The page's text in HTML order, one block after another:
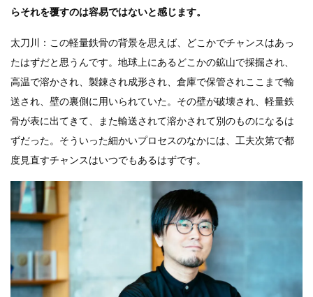
らそれを覆すのは容易ではないと感じます。
太刀川：この軽量鉄骨の背景を思えば、どこかでチャンスはあっ
たはずだと思うんです。地球上にあるどこかの鉱山で採掘され、
高温で溶かされ、製錬され成形され、倉庫で保管されここまで輸
送され、壁の裏側に用いられていた。その壁が破壊され、軽量鉄
骨が表に出てきて、また輸送されて溶かされて別のものになるは
ずだった。そういった細かいプロセスのなかには、工夫次第で都
度見直すチャンスはいつでもあるはずです。